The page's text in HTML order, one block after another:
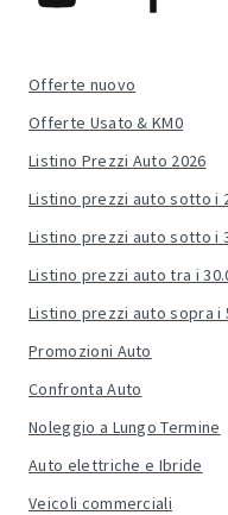
Offerte nuovo
Offerte Usato & KM0
Listino Prezzi Auto 2026
Listino prezzi auto sotto i
Listino prezzi auto sotto i
Listino prezzi auto tra i
Listino prezzi auto sopra i
Promozioni Auto
Confronta Auto
Noleggio a Lungo Termine
Auto elettriche e Ibride
Veicoli commerciali